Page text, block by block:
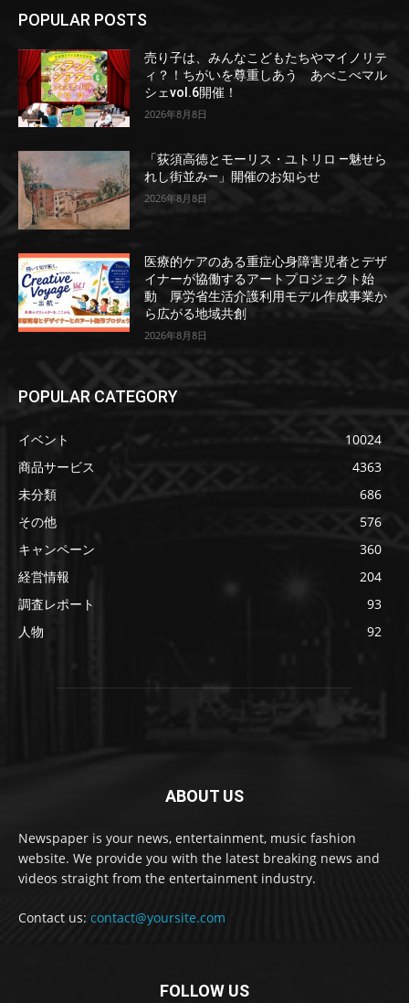
POPULAR POSTS
売り子は、みんなこどもたちやマイノリテ
ィ？！ちがいを尊重しあう あべこべマル
シェvol.6開催！
2026年8月8日
「荻須高徳とモーリス・ユトリロ ―魅せら
れし街並み―」開催のお知らせ
2026年8月8日
医療的ケアのある重症心身障害児者とデザ
イナーが協働するアートプロジェクト始
動 厚労省生活介護利用モデル作成事業か
ら広がる地域共創
2026年8月8日
POPULAR CATEGORY
イベント
10024
商品サービス
4363
未分類
686
その他
576
キャンペーン
360
経営情報
204
調査レポート
93
人物
92
ABOUT US
Newspaper is your news, entertainment, music fashion
website. We provide you with the latest breaking news and
videos straight from the entertainment industry.
Contact us: contact@yoursite.com
FOLLOW US